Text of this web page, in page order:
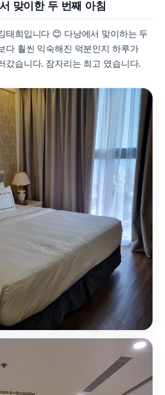
맞이한 두 번째 아침
태희입니다 😊 다낭에서 맞이하는 두
다 훨씬 익숙해진 덕분인지 하루가
갔습니다. 잠자리는 최고 였습니다.